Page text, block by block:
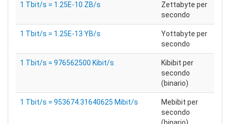
1 Tbit/s = 1.25E-10 ZB/s
Zettabyte per
secondo
1 Tbit/s = 1.25E-13 YB/s
Yottabyte per
secondo
1 Tbit/s = 976562500 Kibit/s
Kibibit per
secondo
(binario)
1 Tbit/s = 953674.31640625 Mibit/s
Mebibit per
secondo